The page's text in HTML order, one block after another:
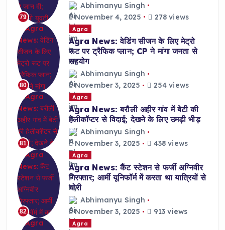
79
Abhimanyu Singh
November 4, 2025
278 views
80
Agra
Agra News: वेडिंग सीजन के लिए मेट्रो
रूट पर ट्रैफिक प्लान; CP ने मांगा जनता से
सहयोग
Abhimanyu Singh
November 3, 2025
254 views
81
Agra
Agra News: बरौली अहीर गांव में बेटी की
हेलीकॉप्टर से विदाई; देखने के लिए उमड़ी भीड़
Abhimanyu Singh
November 3, 2025
438 views
82
Agra
Agra News: कैंट स्टेशन से फर्जी अग्निवीर
गिरफ्तार; आर्मी यूनिफॉर्म में करता था यात्रियों से
चोरी
Abhimanyu Singh
November 3, 2025
913 views
Agra